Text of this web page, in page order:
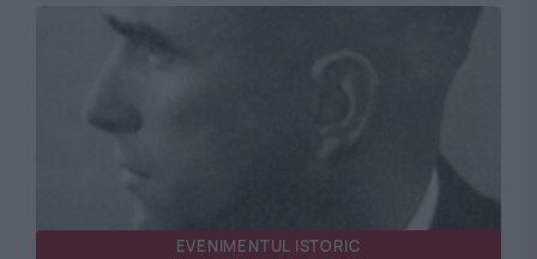
EVENIMENTUL ISTORIC